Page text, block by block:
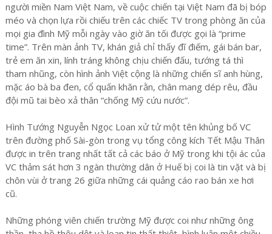
người miền Nam Việt Nam, về cuộc chiến tại Việt Nam đã bị bóp
méo và chọn lựa rồi chiếu trên các chiếc TV trong phòng ăn của
mọi gia đình Mỹ mỗi ngày vào giờ ăn tối được gọi là “prime
time”. Trên màn ảnh TV, khán giả chỉ thấy đĩ điếm, gái bán bar,
trẻ em ăn xin, lính tráng không chịu chiến đấu, tướng tá thì
tham nhũng, còn hình ảnh Việt cộng là những chiến sĩ anh hùng,
mặc áo bà ba đen, cổ quấn khăn rằn, chân mang dép rêu, đầu
đội mũ tai bèo xả thân “chống Mỹ cứu nước”.
Hình Tướng Nguyễn Ngọc Loan xử tử một tên khủng bố VC
trên đường phố Sài-gòn trong vụ tổng công kích Tết Mậu Thân
được in trên trang nhất tất cả các báo ở Mỹ trong khi tội ác của
VC thảm sát hơn 3 ngàn thường dân ở Huế bị coi là tin vặt và bị
chôn vùi ở trang 26 giữa những cái quảng cáo rao bán xe hơi
cũ.
Những phóng viên chiến trường Mỹ được coi như những ông